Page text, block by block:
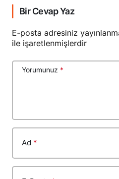
Bir Cevap Yaz
E-posta adresiniz
ile işaretlenmişlerdir
Yorumunuz *
Ad *